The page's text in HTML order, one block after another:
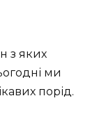
з яких
ми
порід.